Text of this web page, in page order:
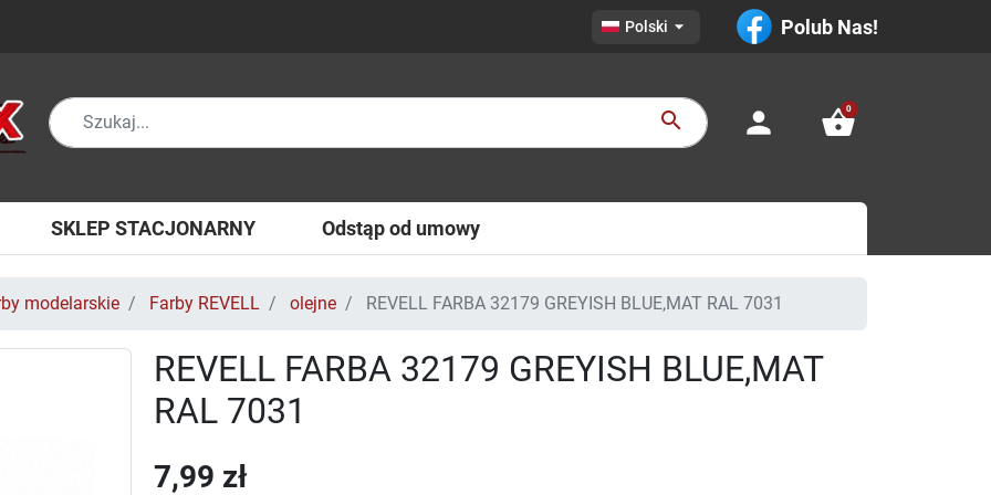
Polski  Polub Nas!
search person shopping_basket
0
SKLEP STACJONARNY Odstąp od umowy
modelarskie Farby REVELL olejne REVELL FARBA 32179 GREYISH BLUE,MAT RAL 7031
REVELL FARBA 32179 GREYISH BLUE,MAT
RAL 7031
7,99 zł